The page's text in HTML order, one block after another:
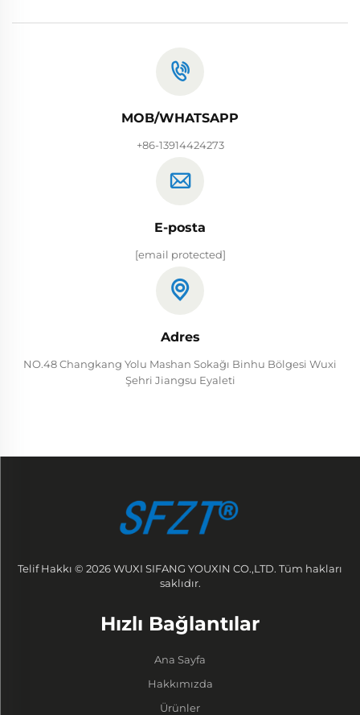
MOB/WHATSAPP
+86-13914424273
E-posta
[email protected]
Adres
NO.48 Changkang Yolu Mashan Sokağı Binhu Bölgesi Wuxi
Şehri Jiangsu Eyaleti
Telif Hakkı © 2026 WUXI SIFANG YOUXIN CO.,LTD. Tüm hakları
saklıdır.
Hızlı Bağlantılar
Ana Sayfa
Hakkımızda
Ürünler